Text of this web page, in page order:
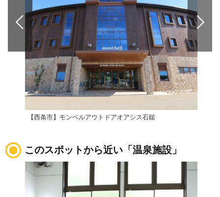
【西条市】モンベルアウトドアオアシス石鎚
このスポットから近い「温泉施設」